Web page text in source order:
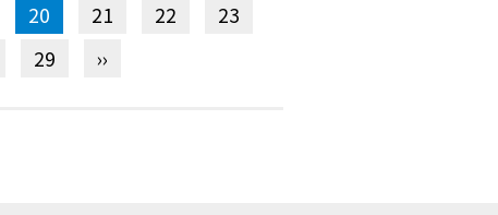
20 21 22
23
29 ››